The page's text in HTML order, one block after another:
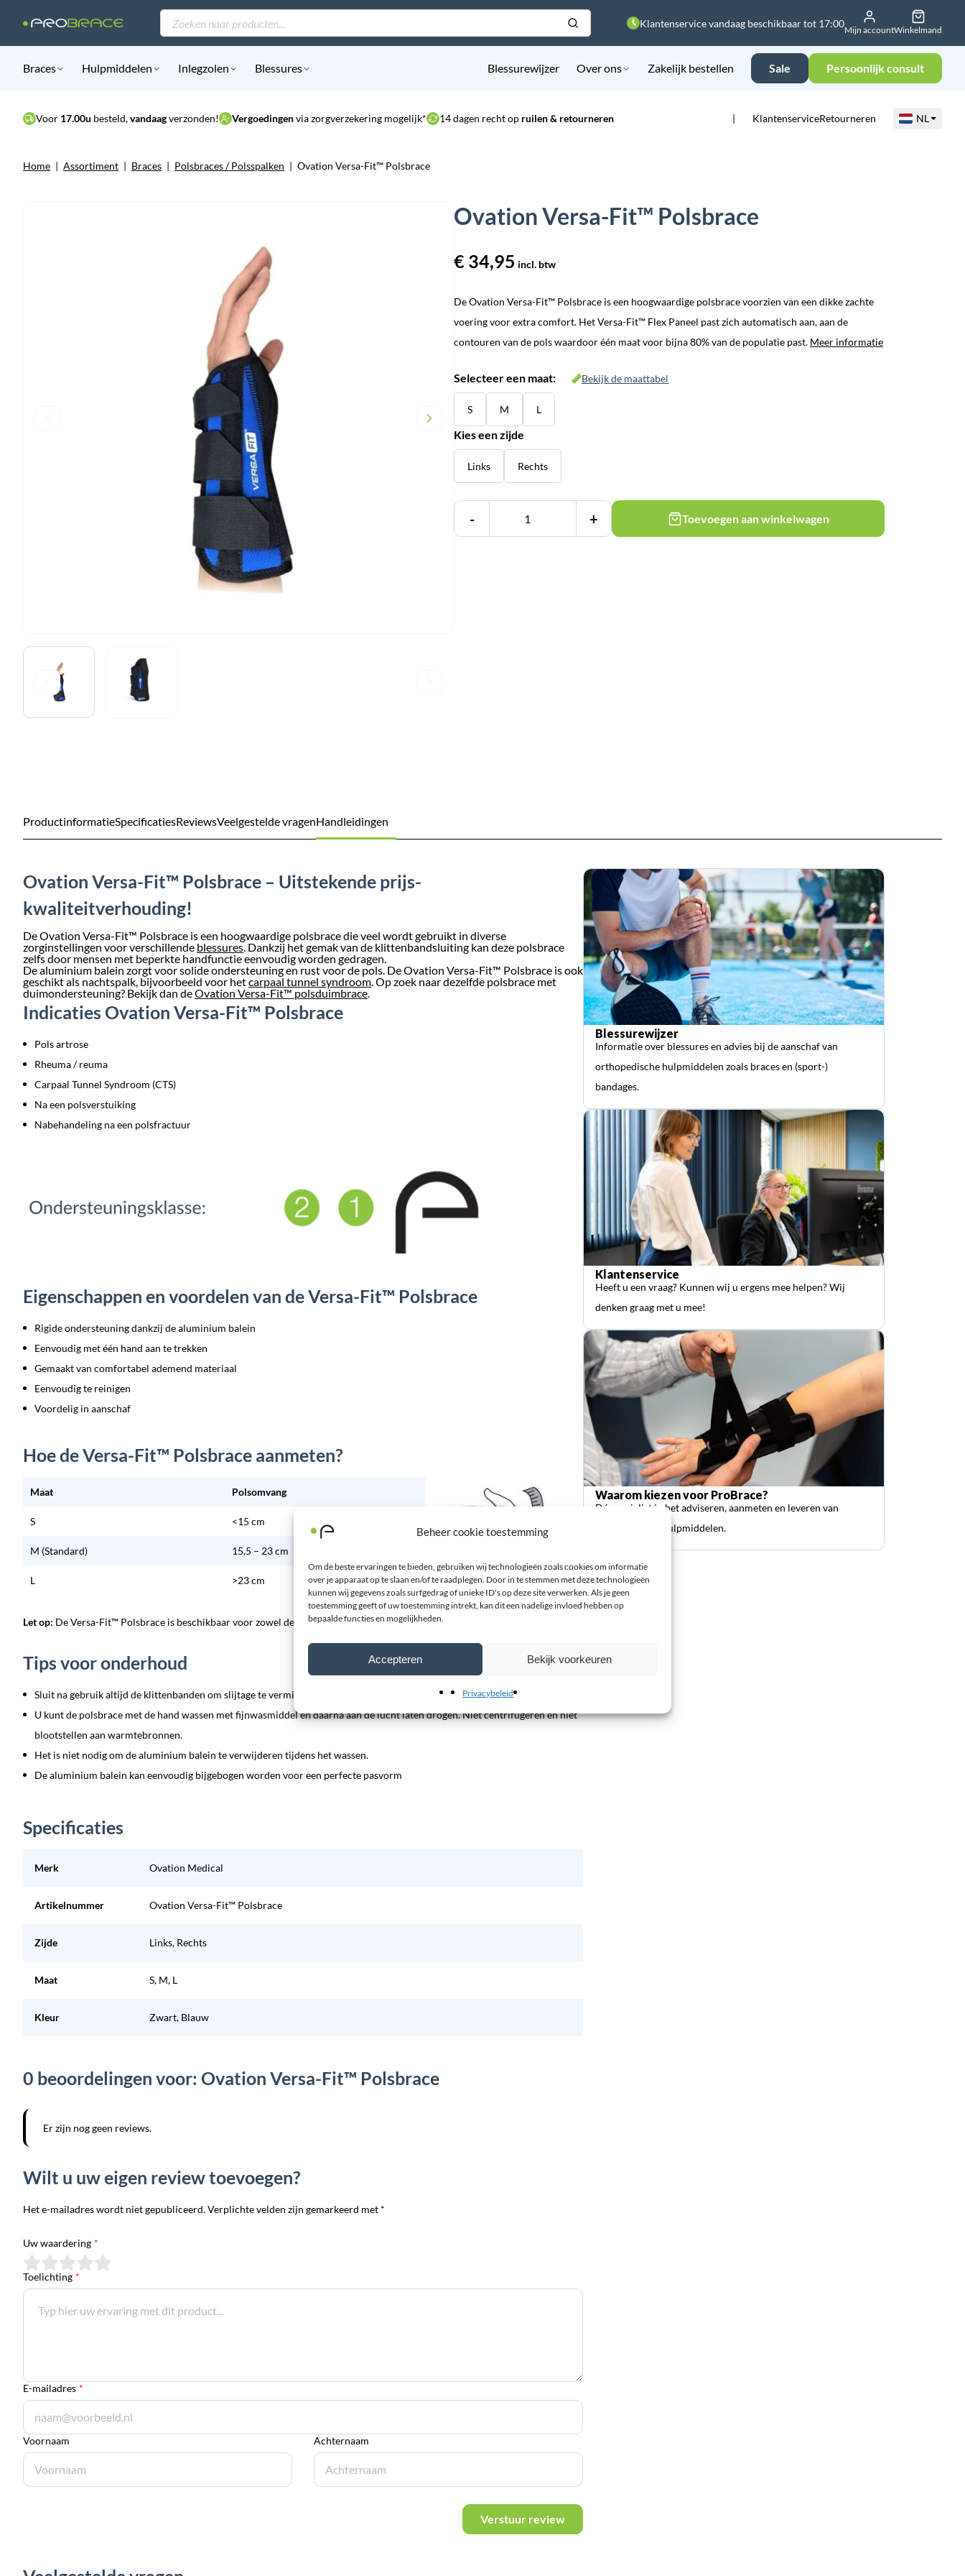
Beheer cookie toestemming
Om de beste ervaringen te bieden, gebruiken wij technologieën zoals cookies om informatie
over je apparaat op te slaan en/of te raadplegen. Door in te stemmen met deze technologieën
kunnen wij gegevens zoals surfgedrag of unieke ID's op deze site verwerken. Als je geen
toestemming geeft of uw toestemming intrekt, kan dit een nadelige invloed hebben op
bepaalde functies en mogelijkheden.
Accepteren Bekijk voorkeuren
Privacybeleid
Producten
zoeken
Klantenservice vandaag beschikbaar tot 17:00
Mijn accountWinkelmand
Braces Hulpmiddelen Inlegzolen Blessures Blessurewijzer Over ons Zakelijk bestellen Sale Persoonlijk consult
Voor 17.00u besteld,vandaagverzonden! Vergoedingenvia zorgverzekering mogelijk* 14 dagen recht op ruilen & retourneren KlantenserviceRetourneren NL
Home | Assortiment | Braces | Polsbraces / Polsspalken | Ovation Versa-Fit™ Polsbrace
Ovation Versa-Fit™ Polsbrace
€ 34,95 incl. btw
De Ovation Versa-Fit™ Polsbrace is een hoogwaardige polsbrace voorzien van een dikke zachte
voering voor extra comfort. Het Versa-Fit™ Flex Paneel past zich automatisch aan, aan de
contouren van de pols waardoor één maat voor bijna 80% van de populatie past. Meer informatie
Selecteer een maat: Bekijk de maattabel
S M L
Kies een zijde
Links Rechts
- + Toevoegen aan winkelwagen
ProductinformatieSpecificatiesReviewsVeelgestelde vragenHandleidingen
Ovation Versa-Fit™ Polsbrace – Uitstekende prijs-
kwaliteitverhouding!
De Ovation Versa-Fit™ Polsbrace is een hoogwaardige polsbrace die veel wordt gebruikt in diverse
zorginstellingen voor verschillende blessures. Dankzij het gemak van de klittenbandsluiting kan deze polsbrace
zelfs door mensen met beperkte handfunctie eenvoudig worden gedragen.
De aluminium balein zorgt voor solide ondersteuning en rust voor de pols. De Ovation Versa-Fit™ Polsbrace is ook
geschikt als nachtspalk, bijvoorbeeld voor hetcarpaal tunnel syndroom. Op zoek naar dezelfde polsbrace met
duimondersteuning? Bekijk dan deOvation Versa-Fit™ polsduimbrace.
Indicaties Ovation Versa-Fit™ Polsbrace
Pols artrose
Rheuma / reuma
Carpaal Tunnel Syndroom (CTS)
Na een polsverstuiking
Nabehandeling na een polsfractuur
Eigenschappen en voordelen van de Versa-Fit™ Polsbrace
Rigide ondersteuning dankzij de aluminium balein
Eenvoudig met één hand aan te trekken
Gemaakt van comfortabel ademend materiaal
Eenvoudig te reinigen
Voordelig in aanschaf
Hoe de Versa-Fit™ Polsbrace aanmeten?
Maat Polsomvang
S <15 cm
M (Standard) 15,5 – 23 cm
L >23 cm
Let op: De Versa-Fit™ Polsbrace is beschikbaar voor zowel de linker- als rechterhand.
Tips voor onderhoud
Sluit na gebruik altijd de klittenbanden om slijtage te verminderen.
U kunt de polsbrace met de hand wassen met fijnwasmiddel en daarna aan de lucht laten drogen. Niet centrifugeren en niet
blootstellen aan warmtebronnen.
Het is niet nodig om de aluminium balein te verwijderen tijdens het wassen.
De aluminium balein kan eenvoudig bijgebogen worden voor een perfecte pasvorm
Specificaties
Merk Ovation Medical
Artikelnummer Ovation Versa-Fit™ Polsbrace
Zijde Links, Rechts
Maat S, M, L
Kleur Zwart, Blauw
0 beoordelingen voor: Ovation Versa-Fit™ Polsbrace
Er zijn nog geen reviews.
Wilt u uw eigen review toevoegen?
Het e-mailadres wordt niet gepubliceerd. Verplichte velden zijn gemarkeerd met *
Uw waardering *
Toelichting *
E-mailadres *
Voornaam Achternaam
Verstuur review
Blessurewijzer
Informatie over blessures en advies bij de aanschaf van
orthopedische hulpmiddelen zoals braces en (sport-)
bandages.
Klantenservice
Heeft u een vraag? Kunnen wij u ergens mee helpen? Wij
denken graag met u mee!
Waarom kiezen voor ProBrace?
Dé specialist in het adviseren, aanmeten en leveren van
orthopedische hulpmiddelen.